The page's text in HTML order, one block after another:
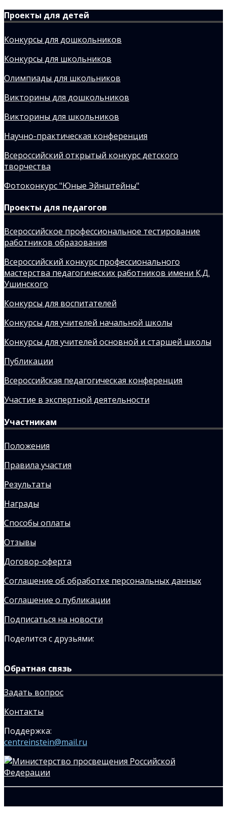
Проекты для детей
Конкурсы для дошкольников
Конкурсы для школьников
Олимпиады для школьников
Викторины для дошкольников
Викторины для школьников
Научно-практическая конференция
Всероссийский открытый конкурс детского
творчества
Фотоконкурс "Юные Эйнштейны"
Проекты для педагогов
Всероссийское профессиональное тестирование
работников образования
Всероссийский конкурс профессионального
мастерства педагогических работников имени К.Д.
Ушинского
Конкурсы для воспитателей
Конкурсы для учителей начальной школы
Конкурсы для учителей основной и старшей школы
Публикации
Всероссийская педагогическая конференция
Участие в экспертной деятельности
Участникам
Положения
Правила участия
Результаты
Награды
Способы оплаты
Отзывы
Договор-оферта
Соглашение об обработке персональных данных
Соглашение о публикации
Подписаться на новости
Поделится с друзьями:
Обратная связь
Задать вопрос
Контакты
Поддержка:
centreinstein@mail.ru